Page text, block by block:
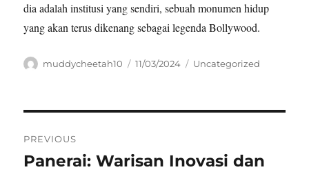
dia adalah institusi yang sendiri, sebuah monumen hidup
yang akan terus dikenang sebagai legenda Bollywood.
Author
muddycheetah10
Posted
11/03/2024 Categories
Uncategorized
pos
PREVIOUS
Previous
Panerai: Warisan Inovasi dan